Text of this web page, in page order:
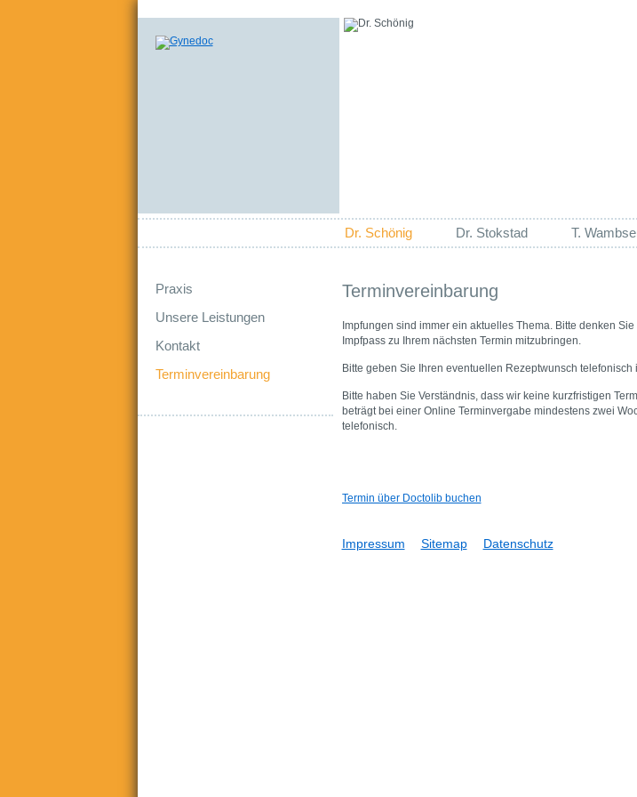
Navigation
Dr. Schönig Dr. Stokstad T.
Terminvereinbarung
Impfungen sind immer ein aktuelles Thema. Bitte denken
Impfpass zu Ihrem nächsten Termin mitzubringen.
Bitte geben Sie Ihren eventuellen Rezeptwunsch telefonisch
Bitte haben Sie Verständnis, dass wir keine kurzfristigen
beträgt bei einer Online Terminvergabe mindestens zwei
telefonisch.
Termin über Doctolib buchen
überspringen
Praxis
Unsere Leistungen
Kontakt
Terminvereinbarung
Impressum Sitemap Datenschutz